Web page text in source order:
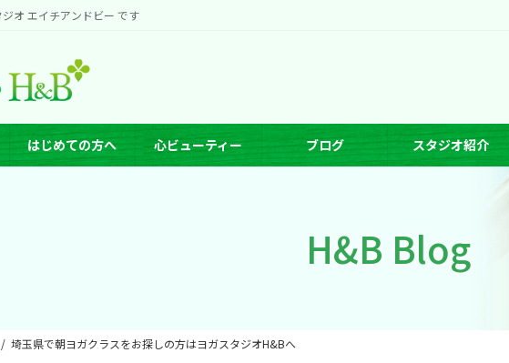
オ エイチアンドビー です
はじめての方へ 心ビューティー ブログ スタジオ紹介
H&B Blog
埼玉県で朝ヨガクラスをお探しの方はヨガスタジオH&Bへ